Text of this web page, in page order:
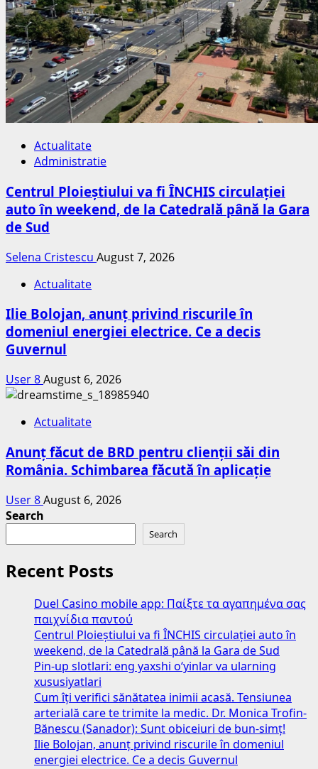
Actualitate
Administratie
Centrul Ploieștiului va fi ÎNCHIS circulației
auto în weekend, de la Catedrală până la Gara
de Sud
Selena Cristescu August 7, 2026
Actualitate
Ilie Bolojan, anunț privind riscurile în
domeniul energiei electrice. Ce a decis
Guvernul
User 8August 6, 2026
Actualitate
Anunț făcut de BRD pentru clienții săi din
România. Schimbarea făcută în aplicație
User 8August 6, 2026
Search
Search
Recent Posts
Duel Casino mobile app: Παίξτε τα αγαπημένα σας
παιχνίδια παντού
Centrul Ploieștiului va fi ÎNCHIS circulației auto în
weekend, de la Catedrală până la Gara de Sud
Pin-up slotlari: eng yaxshi o‘yinlar va ularning
xususiyatlari
Cum îți verifici sănătatea inimii acasă. Tensiunea
arterială care te trimite la medic. Dr. Monica Trofin-
Bănescu (Sanador): Sunt obiceiuri de bun-simț!
Ilie Bolojan, anunț privind riscurile în domeniul
energiei electrice. Ce a decis Guvernul